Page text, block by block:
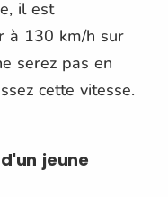
il est
à 130 km/h sur
serez pas en
cette vitesse.
jeune